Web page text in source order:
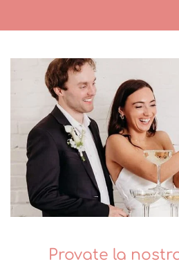
Provate la